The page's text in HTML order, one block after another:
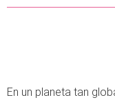
En un planeta tan